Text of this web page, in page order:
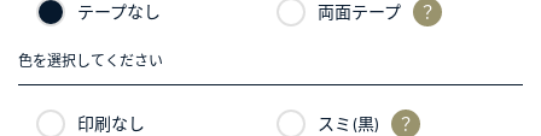
テープなし 両面テープ ？
色を選択してください
印刷なし スミ(黒)
？